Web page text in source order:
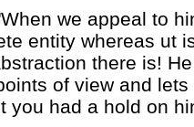
we appeal to
entity whereas ut
there is!
of view and
you had a hold on